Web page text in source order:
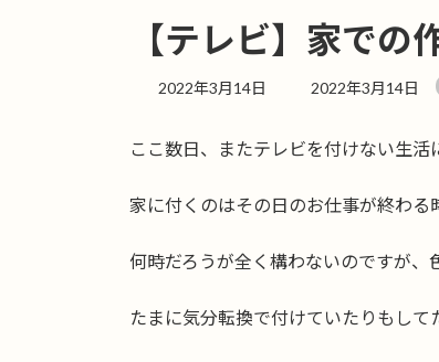
【テレビ】家での
2022年3月14日
最
新
時
:
2022年3月14日
ここ数日、またテレビを付けない生活
家に付くのはその日のお仕事が終わる
何時だろうが全く構わないのですが、
たまに気分転換で付けていたりもして